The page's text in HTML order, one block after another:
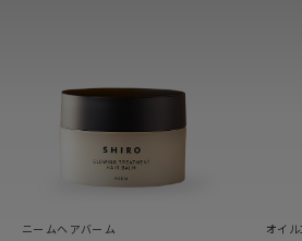
ニームヘアバーム オイ